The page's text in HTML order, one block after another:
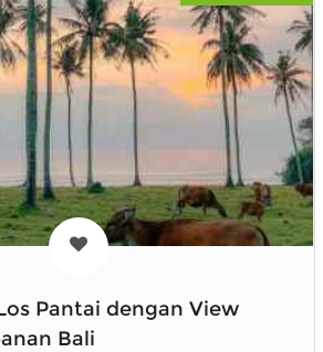
Pantai dengan View
Bali